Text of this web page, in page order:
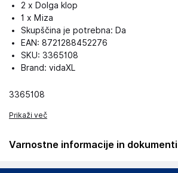
2 x Dolga klop
1 x Miza
Skupščina je potrebna: Da
EAN: 8721288452276
SKU: 3365108
Brand: vidaXL
3365108
Prikaži več
Varnostne informacije in dokumenti
Podatki o proizvajalcu